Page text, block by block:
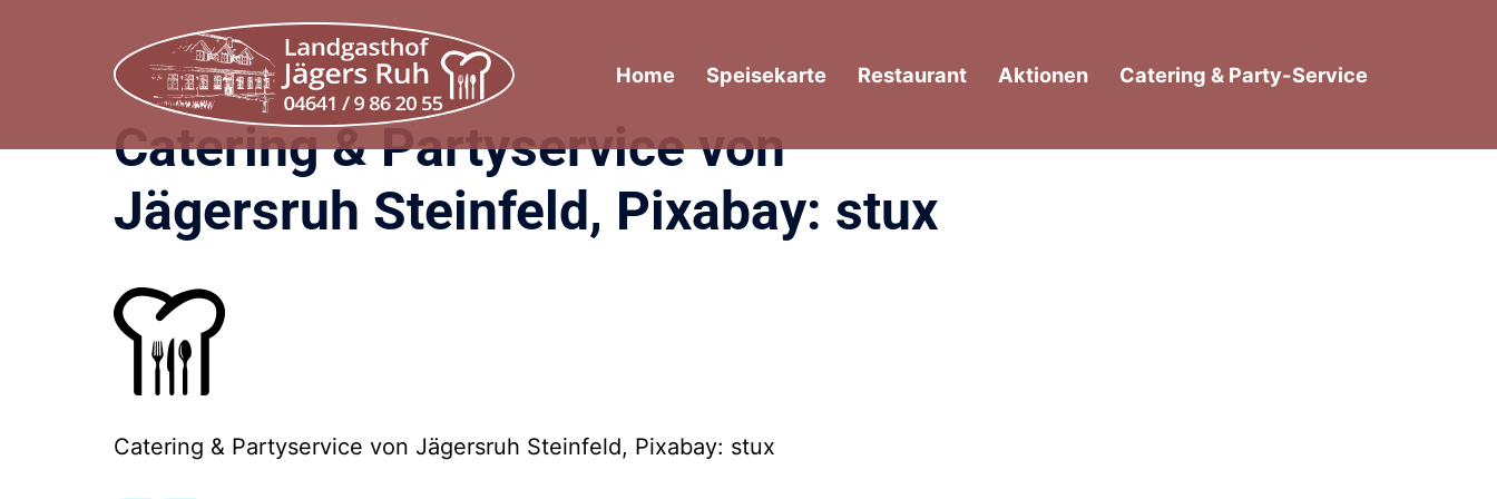
Home Speisekarte Restaurant Aktionen Catering & Party-Service
Catering & Partyservice von
Jägersruh Steinfeld, Pixabay: stux
Catering & Partyservice von Jägersruh Steinfeld, Pixabay: stux